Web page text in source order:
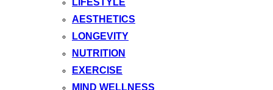
AESTHETICS
LONGEVITY
NUTRITION
EXERCISE
MIND WELLNESS